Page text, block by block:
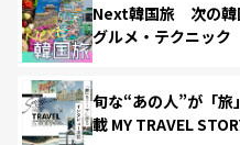
Next韓国旅 次の韓
グルメ・テクニック
旬な“あの人”が「旅
載 MY TRAVEL